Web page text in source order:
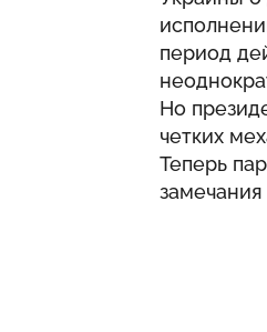
период
Но
четких
Теперь